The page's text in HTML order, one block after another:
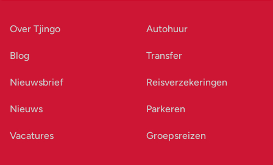
Over Tjingo
Blog
Nieuwsbrief
Nieuws
Vacatures
Autohuur
Transfer
Reisverzekeringen
Parkeren
Groepsreizen